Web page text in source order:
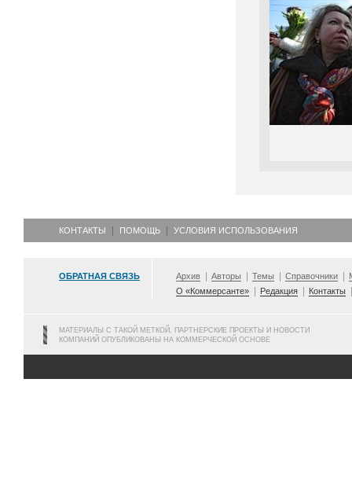
КОНТАКТЫ ПОМОЩЬ УСЛОВИЯ ИСПОЛЬЗОВАНИЯ
ОБРАТНАЯ СВЯЗЬ Архив Авторы Темы Справочники
О «Коммерсанте»
Редакция Контакты
МАТЕРИАЛЫ С ТАКОЙ МЕТКОЙ, ПАРТНЕРСКИЕ ПРОЕКТЫ И НОВОСТИ
КОМПАНИЙ ОПУБЛИКОВАНЫ НА КОММЕРЧЕСКОЙ ОСНОВЕ